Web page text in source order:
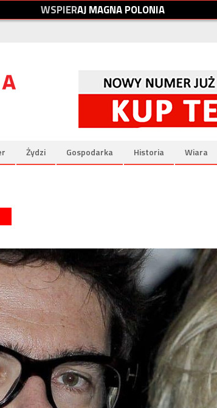
WSPIERAJMAGNAPOLONIA
Żydzi Gospodarka Historia Wiara